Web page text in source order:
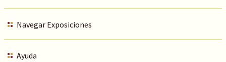
Navegar Exposiciones
Ayuda